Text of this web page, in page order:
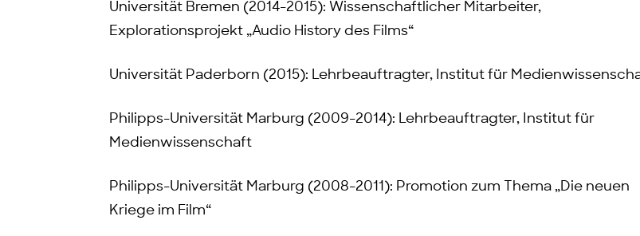
Universität Bremen (2014-2015): Wissenschaftlicher Mitarbeiter,
Explorationsprojekt „Audio History des Films“
Universität Paderborn (2015): Lehrbeauftragter, Institut für
Philipps-Universität Marburg (2009-2014): Lehrbeauftragter, Institut für
Medienwissenschaft
Philipps-Universität Marburg (2008-2011): Promotion zum Thema „Die neuen
Kriege im Film“